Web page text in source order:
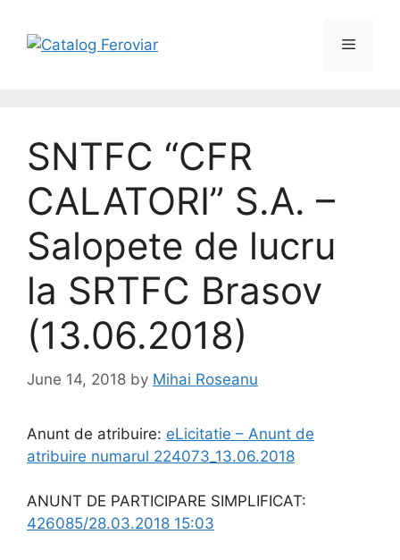
SNTFC “CFR
CALATORI” S.A. –
Salopete de lucru
la SRTFC Brasov
(13.06.2018)
June 14, 2018 by Mihai Roseanu
Anunt de atribuire: eLicitatie – Anunt de
atribuire numarul 224073_13.06.2018
ANUNT DE PARTICIPARE SIMPLIFICAT:
426085/28.03.2018 15:03